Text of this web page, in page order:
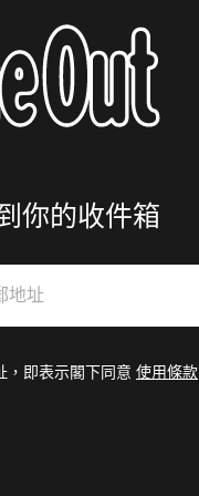
你的收件箱
，即表示閣下同意 使用條款